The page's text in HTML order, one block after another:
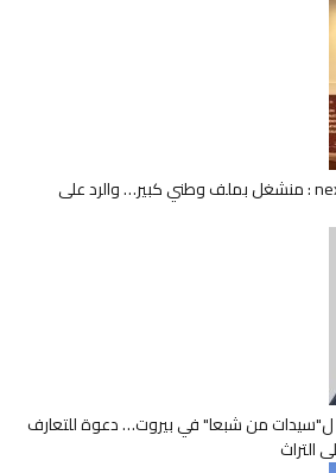
القاضي محمد صعب لـnextlb : منشغل بملف وطني كبير… والرد على
من شبعا" في بيروت… دعوة للتعارف
التراث